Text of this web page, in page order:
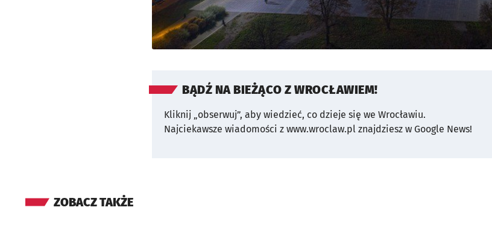
BĄDŹ NA BIEŻĄCO Z WROCŁAWIEM!
Kliknij „obserwuj”, aby wiedzieć, co dzieje się we Wrocławiu.
Najciekawsze wiadomości z www.wroclaw.pl znajdziesz w Google News!
ZOBACZ TAKŻE